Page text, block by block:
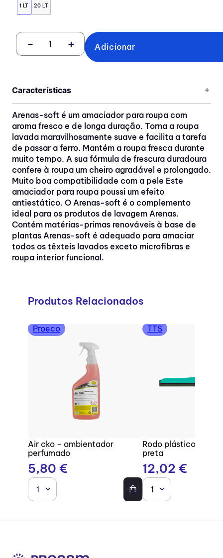
1 LT 20 LT
＋
－ Adicionar
Características
Arenas-soft é um amaciador para roupa com
aroma fresco e de longa duração. Torna a roupa
lavada maravilhosamente suave e facilita a tarefa
de passar a ferro. Mantém a roupa fresca durante
muito tempo. A sua fórmula de frescura duradoura
confere à roupa um cheiro agradável e prolongado.
Muito boa compatibilidade com a pele Este
amaciador para roupa poussi um efeito
antiestático. O Arenas-soft é o complemento
ideal para os produtos de lavagem Arenas.
Contém matérias-primas renováveis à base de
plantas Arenas-soft é adequado para amaciar
todos os têxteis lavados exceto microfibras e
roupa interior funcional.
Produtos Relacionados
Proeco
Air cko - ambientador
perfumado
5,80 €
1
TTS
Rodo plástico com
preta
12,02 €
1